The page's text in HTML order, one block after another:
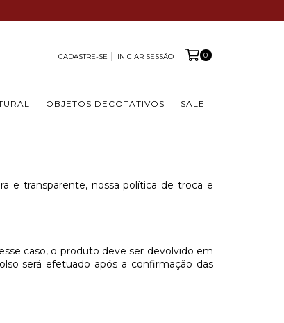
CADASTRE-SE INICIAR SESSÃO 0
OBJETOS DECOTATIVOS SALE
e transparente, nossa política de troca e
caso, o produto deve ser devolvido em
será efetuado após a confirmação das